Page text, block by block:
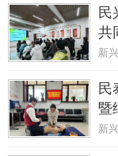
民
共
讲
新
民
暨
新